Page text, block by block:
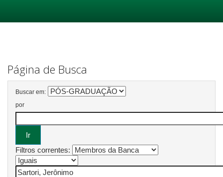
Página de Busca
Buscar em:
por
Filtros correntes: